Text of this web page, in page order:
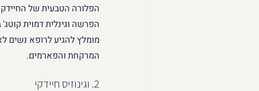
הפלורה הטבעית של
הפרשה וגינלית דמוית
מומלץ להגיע לרופא נשים
המרקחת והפארמים.
2. וגינוזיס חיידקי